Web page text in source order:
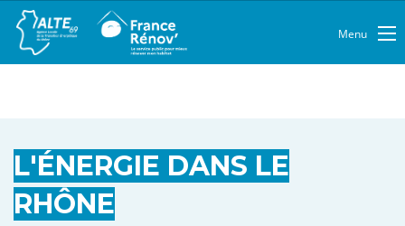
Menu
L'ÉNERGIE DANS LE
RHÔNE